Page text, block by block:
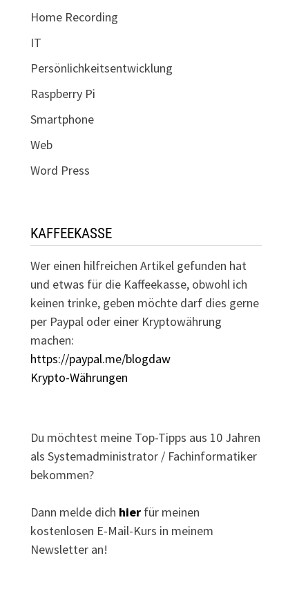
Home Recording
IT
Persönlichkeitsentwicklung
Raspberry Pi
Smartphone
Web
Word Press
KAFFEEKASSE
Wer einen hilfreichen Artikel gefunden hat
und etwas für die Kaffeekasse, obwohl ich
keinen trinke, geben möchte darf dies gerne
per Paypal oder einer Kryptowährung
machen:
https://paypal.me/blogdaw
Krypto-Währungen
Du möchtest meine Top-Tipps aus 10 Jahren
als Systemadministrator / Fachinformatiker
bekommen?
Dann melde dich hierfür meinen
kostenlosen E-Mail-Kurs in meinem
Newsletter an!